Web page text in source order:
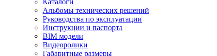
Альбомы технических решений
Руководства по эксплуатации
Инструкции и паспорта
BIM модели
Видеоролики
Габаритные размеры